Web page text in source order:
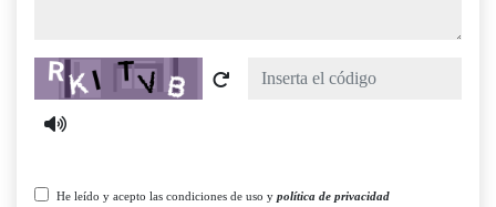
Captcha
He leído y acepto las condiciones de uso y política de privacidad